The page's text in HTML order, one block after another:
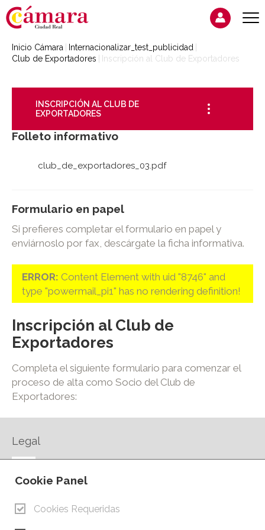
Inicio Cámara
Internacionalizar_test_publicidad
Club de Exportadores
Inscripción al Club de Exportadores
INSCRIPCIÓN AL CLUB DE
EXPORTADORES
Folleto informativo
club_de_exportadores_03.pdf
Formulario en papel
Si prefieres completar el formulario en papel y
enviárnoslo por fax, descárgate la ficha informativa.
ERROR: Content Element with uid "8746" and
type "powermail_pi1" has no rendering definition!
Inscripción al Club de
Exportadores
Completa el siguiente formulario para comenzar el
proceso de alta como Socio del Club de
Exportadores:
Legal
AVISO LEGAL
CONTACTO
Cookie Panel
Cookies Requeridas